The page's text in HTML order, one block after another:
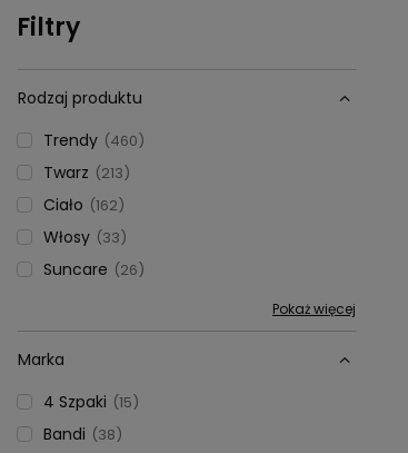
Filtry
Rodzaj produktu
Trendy
460
Twarz 213
Ciało 162
Włosy 33
Suncare 26
Pokaż więcej
Marka
4 Szpaki
15
Bandi 38